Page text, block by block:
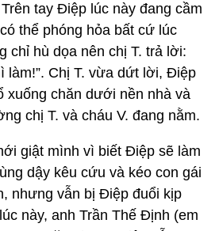
tay Điệp lúc này đang cầm
thể phóng hỏa bất cứ lúc
chỉ hù dọa nên chị T. trả lời:
làm!”. Chị T. vừa dứt lời, Điệp
xuống chăn dưới nền nhà và
chị T. và cháu V. đang nằm.
giật mình vì biết Điệp sẽ làm
dậy kêu cứu và kéo con gái
nhưng vẫn bị Điệp đuổi kịp
này, anh Trần Thế Định (em